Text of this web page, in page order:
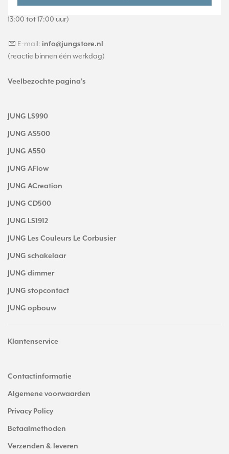
(maandag t/m vrijdag, 09:00 tot 12:00 en
13:00 tot 17:00 uur)
E-mail: info@jungstore.nl
(reactie binnen één werkdag)
Veelbezochte pagina's
JUNG LS990
JUNG AS500
JUNG A550
JUNG AFlow
JUNG ACreation
JUNG CD500
JUNG LS1912
JUNG Les Couleurs Le Corbusier
JUNG schakelaar
JUNG dimmer
JUNG stopcontact
JUNG opbouw
Klantenservice
Contactinformatie
Algemene voorwaarden
Privacy Policy
Betaalmethoden
Verzenden & leveren